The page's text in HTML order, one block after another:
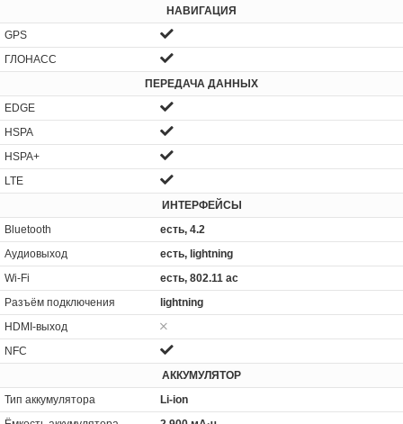
НАВИГАЦИЯ
GPS
ГЛОНАСС
ПЕРЕДАЧА ДАННЫХ
EDGE
HSPA
HSPA+
LTE
ИНТЕРФЕЙСЫ
Bluetooth
есть, 4.2
Аудиовыход
есть, lightning
Wi-Fi
есть, 802.11 ac
Разъём подключения
lightning
HDMI-выход
NFC
АККУМУЛЯТОР
Тип аккумулятора
Li-ion